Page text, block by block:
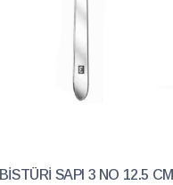
BİSTÜRİ SAPI 3 NO 12.5 CM